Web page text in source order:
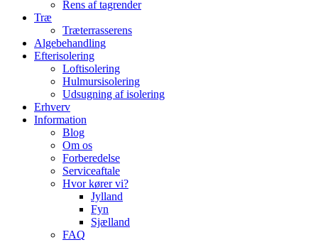
Rens af tagrender
Træ
Træterrasserens
Algebehandling
Efterisolering
Loftisolering
Hulmursisolering
Udsugning af isolering
Erhverv
Information
Blog
Om os
Forberedelse
Serviceaftale
Hvor kører vi?
Jylland
Fyn
Sjælland
FAQ